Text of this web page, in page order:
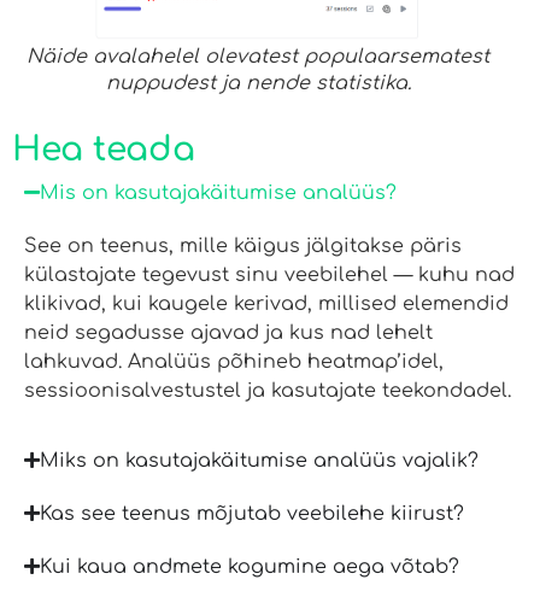
Näide avalahelel olevatest populaarsematest
nuppudest ja nende statistika.
Hea teada
Mis on kasutajakäitumise analüüs?
See on teenus, mille käigus jälgitakse päris
külastajate tegevust sinu veebilehel — kuhu nad
klikivad, kui kaugele kerivad, millised elemendid
neid segadusse ajavad ja kus nad lehelt
lahkuvad. Analüüs põhineb heatmap’idel,
sessioonisalvestustel ja kasutajate teekondadel.
Miks on kasutajakäitumise analüüs vajalik?
Kas see teenus mõjutab veebilehe kiirust?
Kui kaua andmete kogumine aega võtab?